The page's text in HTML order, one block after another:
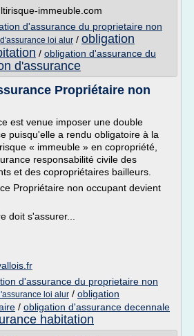
immeuble.com
d'assurance du proprietaire non
loi alur / obligation
/ obligation d'assurance du
d'assurance
Propriétaire non
est venue imposer une double
puisqu'elle a rendu obligatoire à la
« immeuble » en copropriété,
responsabilité civile des
et des copropriétaires bailleurs.
Propriétaire non occupant devient
doit s'assurer...
d'assurance du proprietaire non
loi alur / obligation
/ obligation d'assurance decennale
habitation